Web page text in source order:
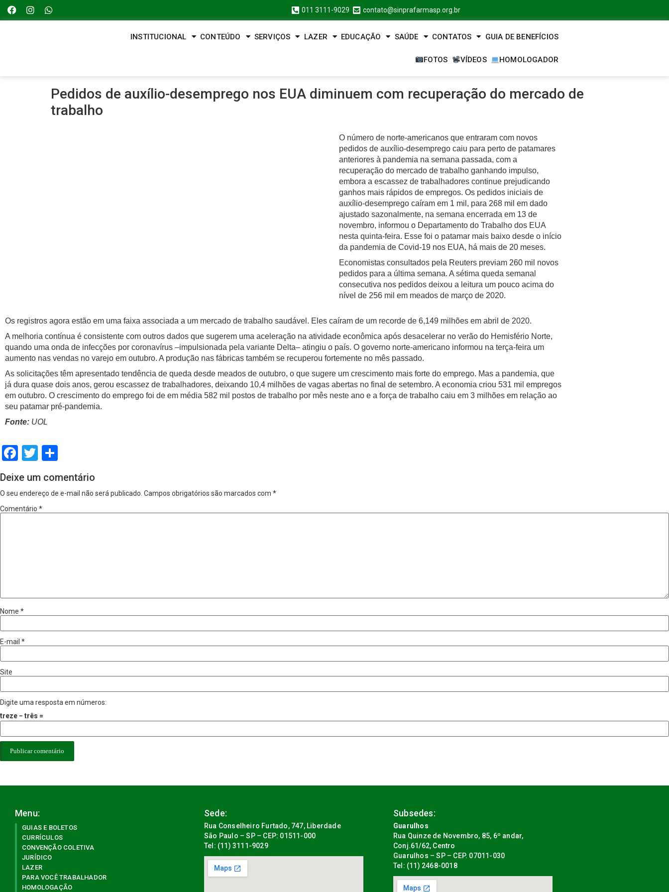
011 3111-9029 contato@sinprafarmasp.org.br
INSTITUCIONAL CONTEÚDO SERVIÇOS LAZER EDUCAÇÃO SAÚDE CONTATOS GUIA DE BENEFÍCIOS
FOTOS VÍDEOS HOMOLOGADOR
Pedidos de auxílio-desemprego nos EUA diminuem com recuperação do mercado de
trabalho
O número de norte-americanos que entraram com novos
pedidos de auxílio-desemprego caiu para perto de patamares
anteriores à pandemia na semana passada, com a
recuperação do mercado de trabalho ganhando impulso,
embora a escassez de trabalhadores continue prejudicando
ganhos mais rápidos de empregos. Os pedidos iniciais de
auxílio-desemprego caíram em 1 mil, para 268 mil em dado
ajustado sazonalmente, na semana encerrada em 13 de
novembro, informou o Departamento do Trabalho dos EUA
nesta quinta-feira. Esse foi o patamar mais baixo desde o início
da pandemia de Covid-19 nos EUA, há mais de 20 meses.
Economistas consultados pela Reuters previam 260 mil novos
pedidos para a última semana. A sétima queda semanal
consecutiva nos pedidos deixou a leitura um pouco acima do
nível de 256 mil em meados de março de 2020.
Os registros agora estão em uma faixa associada a um mercado de trabalho saudável. Eles caíram de um recorde de 6,149 milhões em abril de 2020.
A melhoria contínua é consistente com outros dados que sugerem uma aceleração na atividade econômica após desacelerar no verão do Hemisfério Norte,
quando uma onda de infecções por coronavírus –impulsionada pela variante Delta– atingiu o país. O governo norte-americano informou na terça-feira um
aumento nas vendas no varejo em outubro. A produção nas fábricas também se recuperou fortemente no mês passado.
As solicitações têm apresentado tendência de queda desde meados de outubro, o que sugere um crescimento mais forte do emprego. Mas a pandemia, que
já dura quase dois anos, gerou escassez de trabalhadores, deixando 10,4 milhões de vagas abertas no final de setembro. A economia criou 531 mil empregos
em outubro. O crescimento do emprego foi de em média 582 mil postos de trabalho por mês neste ano e a força de trabalho caiu em 3 milhões em relação ao
seu patamar pré-pandemia.
Fonte: UOL
Facebook
Twitter
Deixe um comentário
O seu endereço de e-mail não será publicado. Campos obrigatórios são marcados com *
Comentário *
Nome *
E-mail *
Site
Digite uma resposta em números:
treze − três =
Menu:
GUIAS E BOLETOS
CURRÍCULOS
CONVENÇÃO COLETIVA
JURÍDICO
LAZER
PARA VOCÊ TRABALHADOR
HOMOLOGAÇÃO
Sede:
Rua Conselheiro Furtado, 747, Liberdade
São Paulo – SP – CEP: 01511-000
Tel: (11) 3111-9029
Subsedes:
Guarulhos
Rua Quinze de Novembro, 85, 6º andar,
Conj.61/62, Centro
Guarulhos – SP – CEP. 07011-030
Tel: (11) 2468-0018